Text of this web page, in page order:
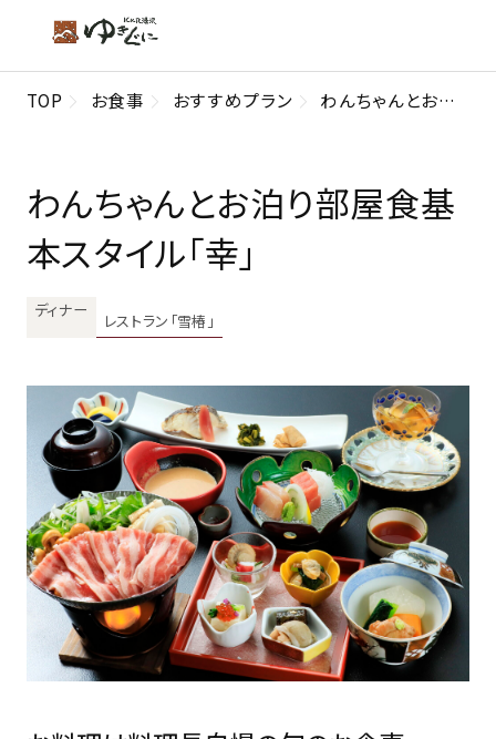
TOP お食事 おすすめプラン わんちゃんとお泊り部屋食基本スタイル「幸」
わんちゃんとお泊り部屋食基
本スタイル「幸」
ディナー
レストラン「雪椿」